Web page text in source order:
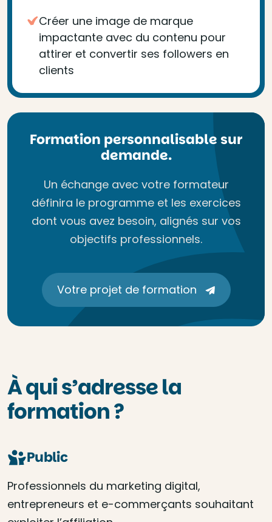
Créer une image de marque
impactante avec du contenu pour
attirer et convertir ses followers en
clients
Formation personnalisable sur
demande.
Un échange avec votre formateur
définira le programme et les exercices
dont vous avez besoin, alignés sur vos
objectifs professionnels.
Votre projet de formation
À qui s’adresse la
formation ?
Public
Professionnels du marketing digital,
entrepreneurs et e-commerçants souhaitant